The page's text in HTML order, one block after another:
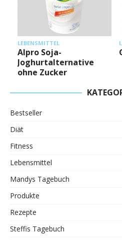
LEBENSMITTEL
Alpro Soja-
Joghurtalternative
ohne Zucker
Bestseller
Diät
Fitness
Lebensmittel
Mandys Tagebuch
Produkte
Rezepte
Steffis Tagebuch